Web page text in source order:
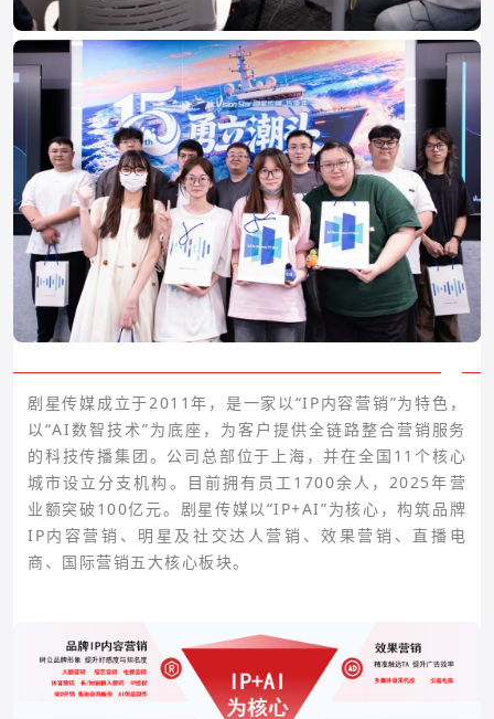
剧星传媒成立于2011年，是一家以“IP内容营销”为特色，
以“AI数智技术”为底座，为客户提供全链路整合营销服务
的科技传播集团。公司总部位于上海，并在全国11个核心
城市设立分支机构。目前拥有员工1700余人，2025年营
业额突破100亿元。剧星传媒以“IP+AI”为核心，构筑品牌
IP内容营销、明星及社交达人营销、效果营销、直播电
商、国际营销五大核心板块。